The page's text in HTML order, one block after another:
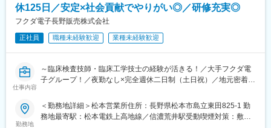
休125日／安定×社会貢献でやりがい◎／研修充実◎
フクダ電子長野販売株式会社
正社員 職種未経験歓迎 業種未経験歓迎
仕事内容
～臨床検査技師・臨床工学技士の経験が活きる！／大手フクダ電
子グループ！／夜勤なし×完全週休二日制（土日祝）／地元密着×
るお仕事～
勤務地
＜勤務地詳細＞松本営業所住所：長野県松本市島立東田825-1 勤
務地最寄駅：松本電鉄上高地線／信濃荒井駅受動喫煙対策：敷地